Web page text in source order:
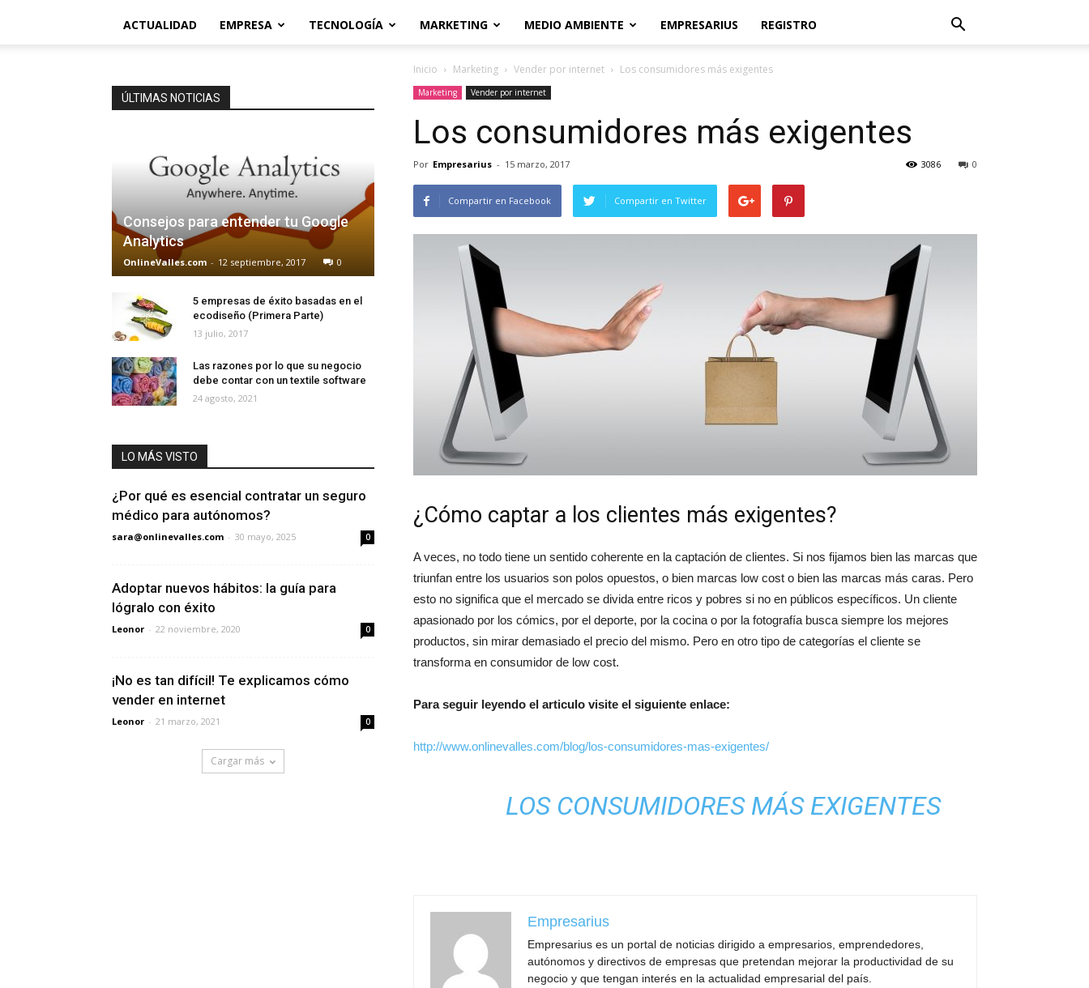
ACTUALIDAD EMPRESA TECNOLOGÍA MARKETING MEDIO AMBIENTE EMPRESARIUS REGISTRO
Inicio Marketing Vender por internet Los consumidores más exigentes
Marketing Vender por internet
Los consumidores más exigentes
Por Empresarius - 15 marzo, 2017 0
3086
Compartir en Facebook Compartir en Twitter
¿Cómo captar a los clientes más exigentes?
A veces, no todo tiene un sentido coherente en la captación de clientes. Si nos fijamos bien las marcas que
triunfan entre los usuarios son polos opuestos, o bien marcas low cost o bien las marcas más caras. Pero
esto no significa que el mercado se divida entre ricos y pobres si no en públicos específicos. Un cliente
apasionado por los cómics, por el deporte, por la cocina o por la fotografía busca siempre los mejores
productos, sin mirar demasiado el precio del mismo. Pero en otro tipo de categorías el cliente se
transforma en consumidor de low cost.
Para seguir leyendo el articulo visite el siguiente enlace:
http://www.onlinevalles.com/blog/los-consumidores-mas-exigentes/
LOS CONSUMIDORES MÁS EXIGENTES
Empresarius
Empresarius es un portal de noticias dirigido a empresarios, emprendedores,
autónomos y directivos de empresas que pretendan mejorar la productividad de su
negocio y que tengan interés en la actualidad empresarial del país.
ÚLTIMAS NOTICIAS
Consejos para entender tu Google
Analytics
OnlineValles.com - 12 septiembre, 2017 0
5 empresas de éxito basadas en el
ecodiseño (Primera Parte)
13 julio, 2017
Las razones por lo que su negocio
debe contar con un textile software
24 agosto, 2021
LO MÁS VISTO
¿Por qué es esencial contratar un seguro
médico para autónomos?
sara@onlinevalles.com - 30 mayo, 2025 0
Adoptar nuevos hábitos: la guía para
lógralo con éxito
Leonor - 22 noviembre, 2020 0
¡No es tan difícil! Te explicamos cómo
vender en internet
Leonor - 21 marzo, 2021 0
Cargar más